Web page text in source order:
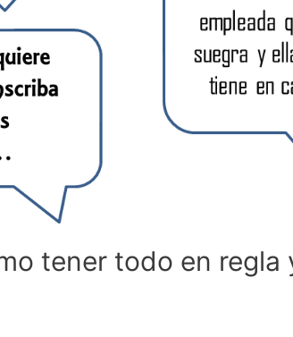
tener todo en regla